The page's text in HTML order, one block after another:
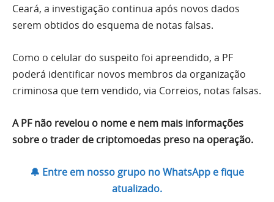
Ceará, a investigação continua após novos dados
serem obtidos do esquema de notas falsas.
Como o celular do suspeito foi apreendido, a PF
poderá identificar novos membros da organização
criminosa que tem vendido, via Correios, notas falsas.
A PF não revelou o nome e nem mais informações
sobre o trader de criptomoedas preso na operação.
🔔 Entre em nosso grupo no WhatsApp e fique
atualizado.